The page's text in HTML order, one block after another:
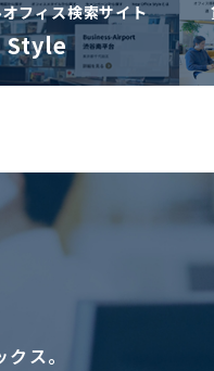
フィス検索サイト
Style
ス。